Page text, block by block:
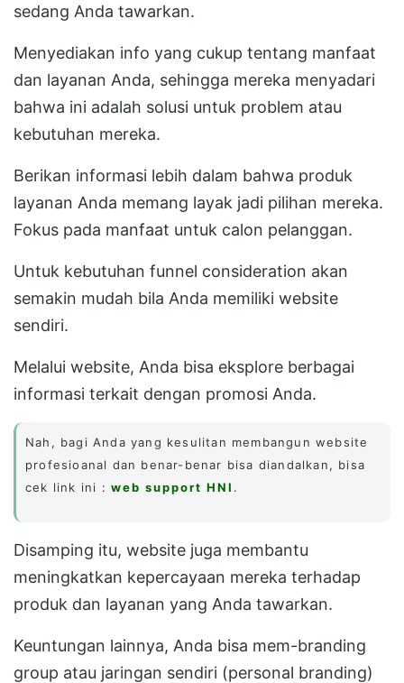
sedang Anda tawarkan.
Menyediakan info yang cukup tentang manfaat
dan layanan Anda, sehingga mereka menyadari
bahwa ini adalah solusi untuk problem atau
kebutuhan mereka.
Berikan informasi lebih dalam bahwa produk
layanan Anda memang layak jadi pilihan mereka.
Fokus pada manfaat untuk calon pelanggan.
Untuk kebutuhan funnel consideration akan
semakin mudah bila Anda memiliki website
sendiri.
Melalui website, Anda bisa eksplore berbagai
informasi terkait dengan promosi Anda.
Nah, bagi Anda yang kesulitan membangun website
profesioanal dan benar-benar bisa diandalkan, bisa
cek link ini : web support HNI .
Disamping itu, website juga membantu
meningkatkan kepercayaan mereka terhadap
produk dan layanan yang Anda tawarkan.
Keuntungan lainnya, Anda bisa mem-branding
group atau jaringan sendiri (personal branding)